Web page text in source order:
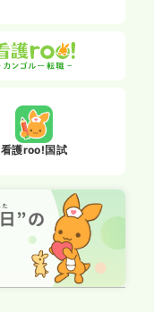
看護roo!国試